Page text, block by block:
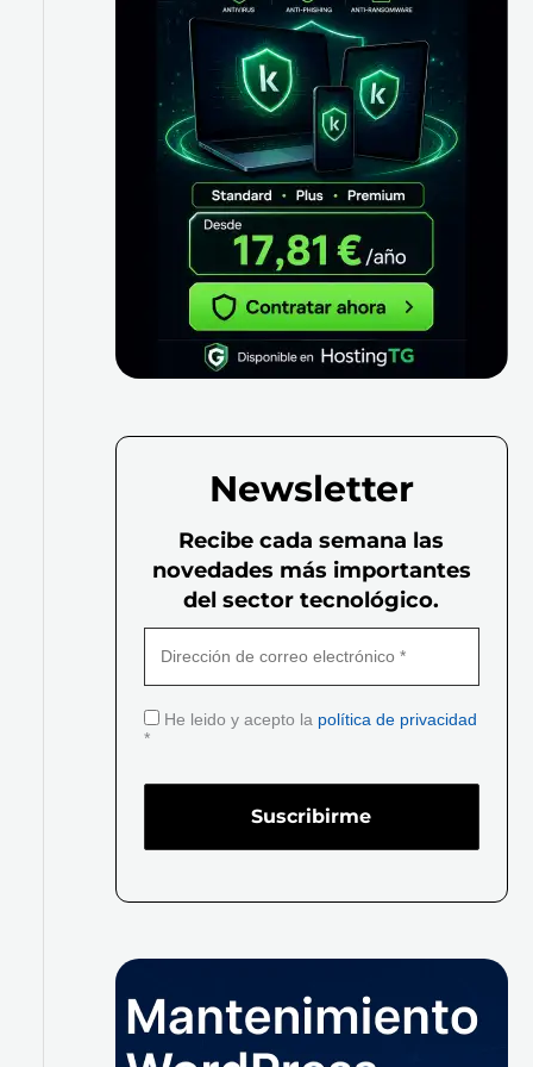
Newsletter
Recibe cada semana las
novedades más importantes
del sector tecnológico.
He leido y acepto la política de privacidad
*